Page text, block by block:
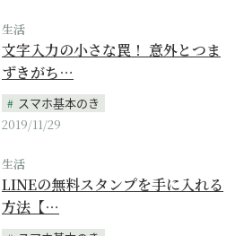
生活
文字入力の小さな罠！ 意外とつま
ずきがち…
スマホ基本のき
2019/11/29
生活
LINEの無料スタンプを手に入れる
方法【…